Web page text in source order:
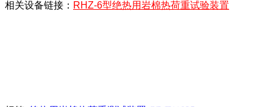
相关设备链接： RHZ-6型绝热用岩棉热荷重试验装置